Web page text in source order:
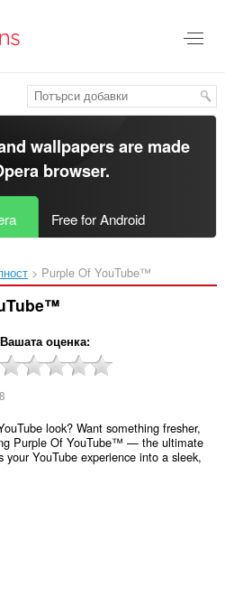
wallpapers are made
browser.
Free for Android
Purple Of YouTube™‎
Вашата оценка
8
look? Want something fresher,
Purple Of YouTube™ — the ultimate
YouTube experience into a sleek,